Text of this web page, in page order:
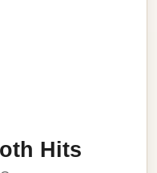
Hits